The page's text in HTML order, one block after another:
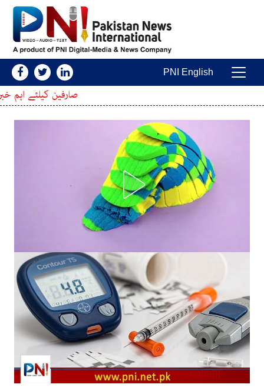
Main Navigation
PNI English
صارفین کیلئے اہم خبر ، پی ٹی اے نے